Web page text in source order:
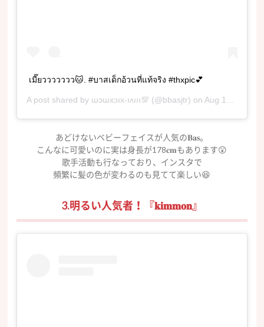
เมี๊ยววววววว🐱. #บาสเด็กอ้วนที่แท้จริง #thxpic💕
A post shared by ɯɔɯxɔıx-ıʌııı💯 (@bbasjtr) on Aug 12, 2017 at 5:59am PDT
あどけないベビーフェイスが人気の𝐁𝐚𝐬。
こんなに可愛いのに実は身長が178𝐜𝐦もあります😲
歌手活動も行なっており、インスタで
頻繁に髪の色が変わるのも見てて楽しい😆
3.明るい人気者！『𝐤𝐢𝐦𝐦𝐨𝐧』